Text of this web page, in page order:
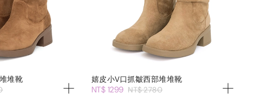
堆靴 嬉皮小V口抓皺西部堆堆靴
NT$ 1299 NT$ 2780